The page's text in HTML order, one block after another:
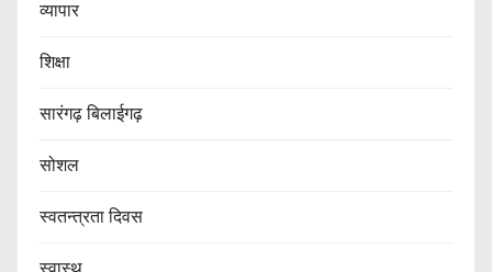
व्यापार
शिक्षा
सारंगढ़ बिलाईगढ़
सोशल
स्वतन्त्रता दिवस